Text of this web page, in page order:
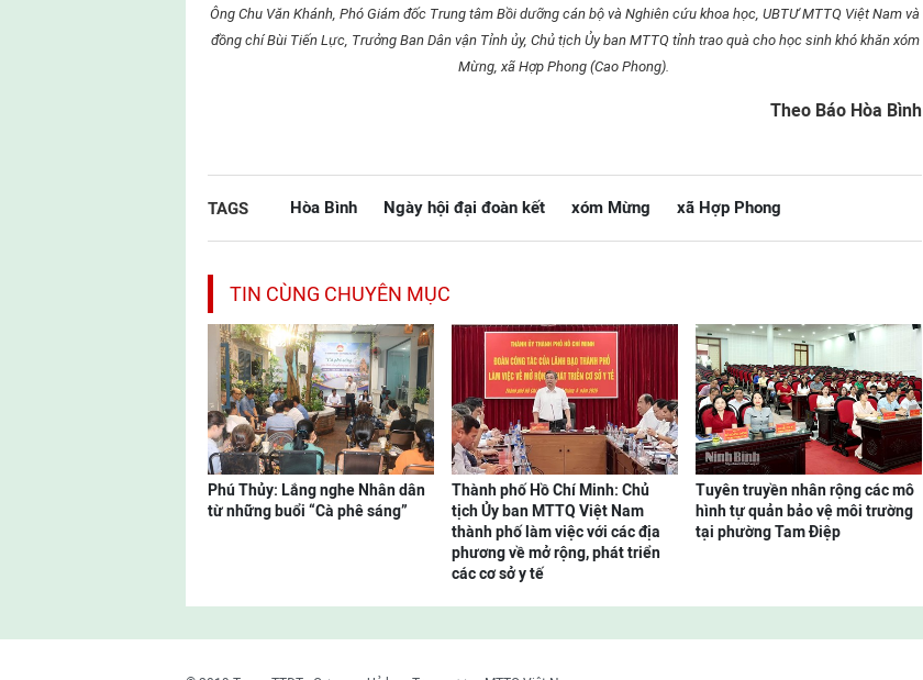
Ông Chu Văn Khánh, Phó Giám đốc Trung tâm Bồi dưỡng cán bộ và Nghiên cứu khoa học, UBTƯ MTTQ Việt Nam và
đồng chí Bùi Tiến Lực, Trưởng Ban Dân vận Tỉnh ủy, Chủ tịch Ủy ban MTTQ tỉnh trao quà cho học sinh khó khăn xóm
Mừng, xã Hợp Phong (Cao Phong).
Theo Báo Hòa Bình
TAGS Hòa Bình Ngày hội đại đoàn kết xóm Mừng xã Hợp Phong
TIN CÙNG CHUYÊN MỤC
Phú Thủy: Lắng nghe Nhân dân
từ những buổi “Cà phê sáng”
Thành phố Hồ Chí Minh: Chủ
tịch Ủy ban MTTQ Việt Nam
thành phố làm việc với các địa
phương về mở rộng, phát triển
các cơ sở y tế
Tuyên truyền nhân rộng các mô
hình tự quản bảo vệ môi trường
tại phường Tam Điệp